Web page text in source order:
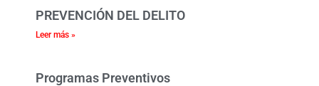
PREVENCIÓN DEL DELITO
Leer más »
Programas Preventivos